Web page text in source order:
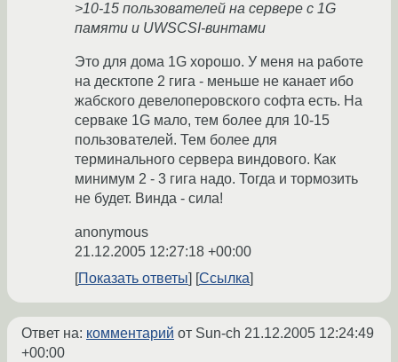
>10-15 пользователей на сервере с 1G
памяти и UWSCSI-винтами
Это для дома 1G хорошо. У меня на работе
на десктопе 2 гига - меньше не канает ибо
жабского девелоперовского софта есть. На
серваке 1G мало, тем более для 10-15
пользователей. Тем более для
терминального сервера виндового. Как
минимум 2 - 3 гига надо. Тогда и тормозить
не будет. Винда - сила!
anonymous
21.12.2005 12:27:18 +00:00
Показать ответы
Ссылка
Ответ на: комментарий от Sun-ch 21.12.2005 12:24:49
+00:00